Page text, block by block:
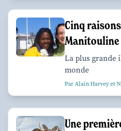
Cinq
Manitouline
La plus grande
monde
Par Alain Harvey et
Une